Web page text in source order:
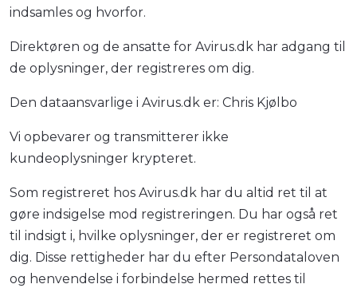
indsamles og hvorfor.
Direktøren og de ansatte for Avirus.dk har adgang til
de oplysninger, der registreres om dig.
Den dataansvarlige i Avirus.dk er: Chris Kjølbo
Vi opbevarer og transmitterer ikke
kundeoplysninger krypteret.
Som registreret hos Avirus.dk har du altid ret til at
gøre indsigelse mod registreringen. Du har også ret
til indsigt i, hvilke oplysninger, der er registreret om
dig. Disse rettigheder har du efter Persondataloven
og henvendelse i forbindelse hermed rettes til